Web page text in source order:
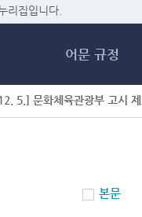
리집입니다.
어문 규정
5.] 문화체육관광부 고시
본문